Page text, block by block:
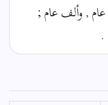
, وألف عام ;
.